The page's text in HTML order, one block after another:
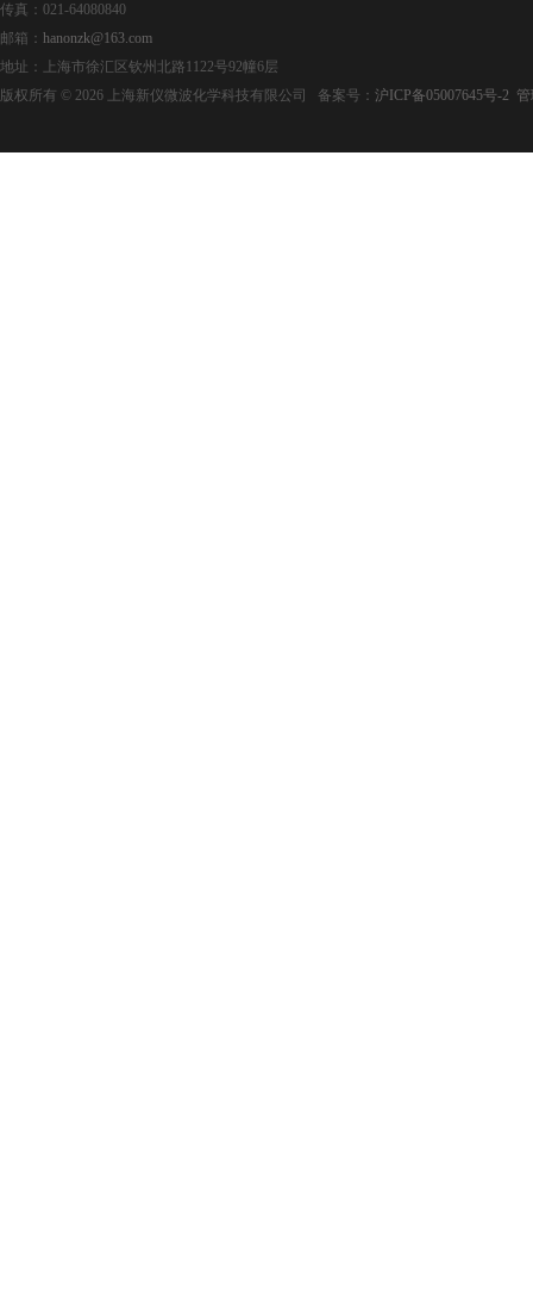
传真：021-64080840
邮箱： hanonzk@163.com
地址：上海市徐汇区钦州北路1122号92幢6层
版权所有 © 2026 上海新仪微波化学科技有限公司 备案号： 沪ICP备05007645号-2